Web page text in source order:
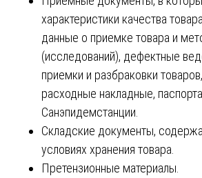
характеристики качества
данные о приемке товара и
(исследований), дефектные
приемки и разбраковки
расходные накладные,
Санэпидемстанции.
Складские документы,
условиях хранения товара.
Претензионные материалы.